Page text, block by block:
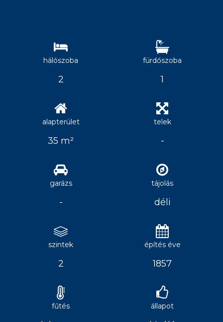
hálószoba
2
fürdőszoba
1
alapterület
35 m²
telek
-
garázs
-
tájolás
déli
szintek
2
építés éve
1857
fűtés állapot